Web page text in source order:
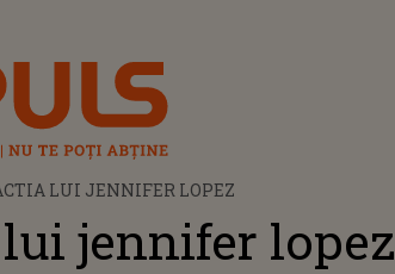
LUI JENNIFER LOPEZ
jennifer lopez